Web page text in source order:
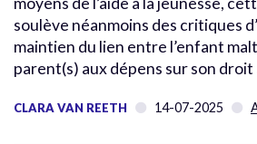
soulève néanmoins des critiques
maintien du lien entre l’enfant
parent(s) aux dépens sur son
CLARA VAN REETH 14-07-2025